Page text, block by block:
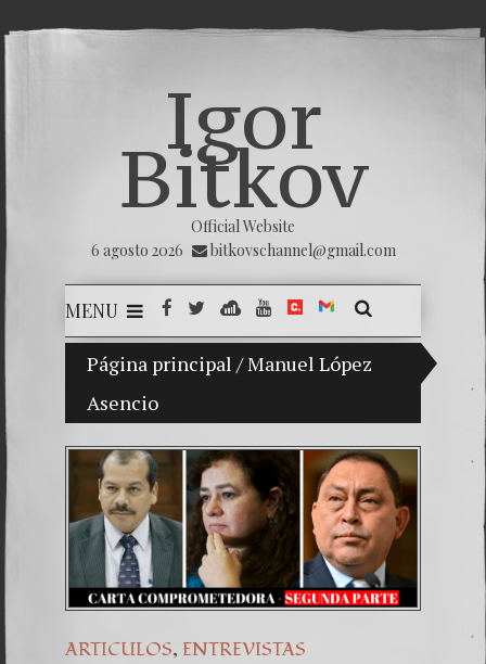
Igor
Bitkov
Official Website
6 agosto 2026
bitkovschannel@gmail.com
MENU
Página principal /Manuel López
Asencio
Mi hijo Vladimir Bitkov, una promesa
Una
7.
ARTICULOS, ENTREVISTAS